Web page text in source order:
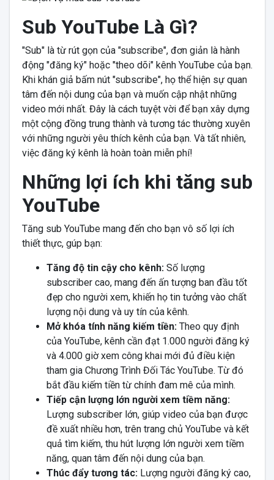
Sub YouTube Là Gì?
"Sub" là từ rút gọn của "subscribe", đơn giản là hành
động "đăng ký" hoặc "theo dõi" kênh YouTube của bạn.
Khi khán giả bấm nút "subscribe", họ thể hiện sự quan
tâm đến nội dung của bạn và muốn cập nhật những
video mới nhất. Đây là cách tuyệt vời để bạn xây dựng
một cộng đồng trung thành và tương tác thường xuyên
với những người yêu thích kênh của bạn. Và tất nhiên,
việc đăng ký kênh là hoàn toàn miễn phí!
Những lợi ích khi tăng sub
YouTube
Tăng sub YouTube mang đến cho bạn vô số lợi ích
thiết thực, gúp bạn:
Tăng độ tin cậy cho kênh:Số lượng
subscriber cao, mang đến ấn tượng ban đầu tốt
đẹp cho người xem, khiến họ tin tưởng vào chất
lượng nội dung và uy tín của kênh.
Mở khóa tính năng kiếm tiền:Theo quy định
của YouTube, kênh cần đạt 1.000 người đăng ký
và 4.000 giờ xem công khai mới đủ điều kiện
tham gia Chương Trình Đối Tác YouTube. Từ đó
bắt đầu kiếm tiền từ chính đam mê của mình.
Tiếp cận lượng lớn người xem tiềm năng:
Lượng subscriber lớn, giúp video của bạn được
đề xuất nhiều hơn, trên trang chủ YouTube và kết
quả tìm kiếm, thu hút lượng lớn người xem tiềm
năng, quan tâm đến nội dung của bạn.
Thúc đẩy tương tác:Lượng người đăng ký cao,